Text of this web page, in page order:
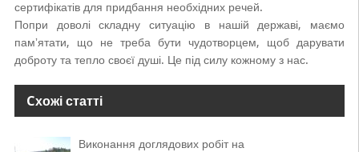
сертифікатів для придбання необхідних речей.
Попри доволі складну ситуацію в нашій державі, маємо
памʼятати, що не треба бути чудотворцем, щоб дарувати
доброту та тепло своєї душі. Це під силу кожному з нас.
Cхожі статті
Виконання доглядових робіт на